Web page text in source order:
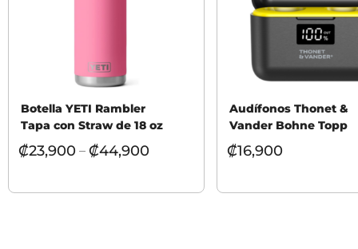
Botella YETI Rambler
Tapa con Straw de 18 oz
₡23,900 – ₡44,900
Audífonos Thonet &
Vander Bohne Topp
₡16,900